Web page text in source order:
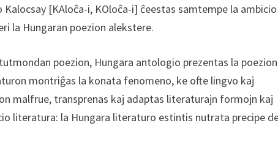
[KAloĉa-i, KOloĉa-i] ĉeestas samtempe la ambicio
la Hungaran poezion alekstere.
poezion, Hungara antologio prezentas la poezion
montriĝas la konata fenomeno, ke ofte lingvo kaj
malfrue, transprenas kaj adaptas literaturajn formojn kaj
literatura: la Hungara literaturo estintis nutrata precipe